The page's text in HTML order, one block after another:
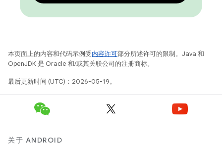
本页面上的内容和代码示例受内容许可部分所述许可的限制。Java 和
OpenJDK 是 Oracle 和/或其关联公司的注册商标。
最后更新时间 (UTC)：2026-05-19。
关于 ANDROID